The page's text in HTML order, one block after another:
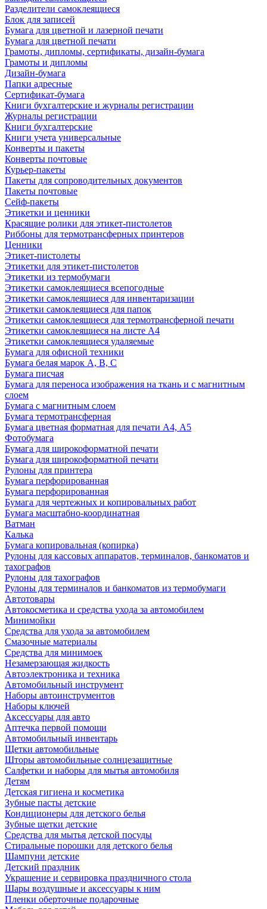
Разделители самоклеящиеся
Блок для записей
Бумага для цветной и лазерной печати
Бумага для цветной печати
Грамоты, дипломы, сертификаты, дизайн-бумага
Грамоты и дипломы
Дизайн-бумага
Папки адресные
Сертификат-бумага
Книги бухгалтерские и журналы регистрации
Журналы регистрации
Книги бухгалтерские
Книги учета универсальные
Конверты и пакеты
Конверты почтовые
Курьер-пакеты
Пакеты для сопроводительных документов
Пакеты почтовые
Сейф-пакеты
Этикетки и ценники
Красящие ролики для этикет-пистолетов
Риббоны для термотрансферных принтеров
Ценники
Этикет-пистолеты
Этикетки для этикет-пистолетов
Этикетки из термобумаги
Этикетки самоклеящиеся всепогодные
Этикетки самоклеящиеся для инвентаризации
Этикетки самоклеящиеся для папок
Этикетки самоклеящиеся для термотрансферной печати
Этикетки самоклеящиеся на листе А4
Этикетки самоклеящиеся удаляемые
Бумага для офисной техники
Бумага белая марок А, В, С
Бумага писчая
Бумага для переноса изображения на ткань и с магнитным
слоем
Бумага с магнитным слоем
Бумага термотрансферная
Бумага цветная форматная для печати А4, А5
Фотобумага
Бумага для широкоформатной печати
Бумага для широкоформатной печати
Рулоны для принтера
Бумага перфорированная
Бумага перфорированная
Бумага для чертежных и копировальных работ
Бумага масштабно-координатная
Ватман
Калька
Бумага копировальная (копирка)
Рулоны для кассовых аппаратов, терминалов, банкоматов и
тахографов
Рулоны для тахографов
Рулоны для терминалов и банкоматов из термобумаги
Автотовары
Автокосметика и средства ухода за автомобилем
Минимойки
Средства для ухода за автомобилем
Смазочные материалы
Средства для минимоек
Незамерзающая жидкость
Автоэлектроника и техника
Автомобильный инструмент
Наборы автоинструментов
Наборы ключей
Аксессуары для авто
Аптечка первой помощи
Автомобильный инвентарь
Щетки автомобильные
Шторы автомобильные солнцезащитные
Салфетки и наборы для мытья автомобиля
Детям
Детская гигиена и косметика
Зубные пасты детские
Кондиционеры для детского белья
Зубные щетки детские
Средства для мытья детской посуды
Стиральные порошки для детского белья
Шампуни детские
Детский праздник
Украшение и сервировка праздничного стола
Шары воздушные и аксессуары к ним
Пленки оберточные подарочные